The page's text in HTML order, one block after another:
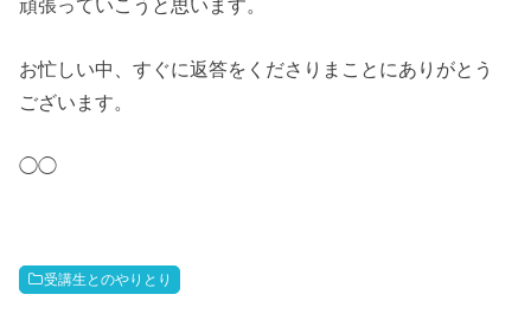
お忙しい中、すぐに返答をくださりまことにありがとう
ございます。
◯◯
受講生とのやりとり